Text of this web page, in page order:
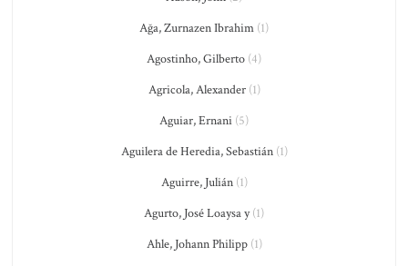
Ağa, Zurnazen Ibrahim (1)
Agostinho, Gilberto (4)
Agricola, Alexander(1)
Aguiar, Ernani (5)
Aguilera de Heredia, Sebastián(1)
Aguirre, Julián(1)
Agurto, José Loaysa y(1)
Ahle, Johann Philipp(1)